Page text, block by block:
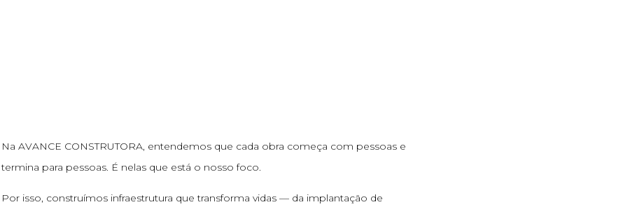
Na AVANCE CONSTRUTORA, entendemos que cada obra começa com pessoas e
termina para pessoas. É nelas que está o nosso foco.
Por isso, construímos infraestrutura que transforma vidas — da implantação de